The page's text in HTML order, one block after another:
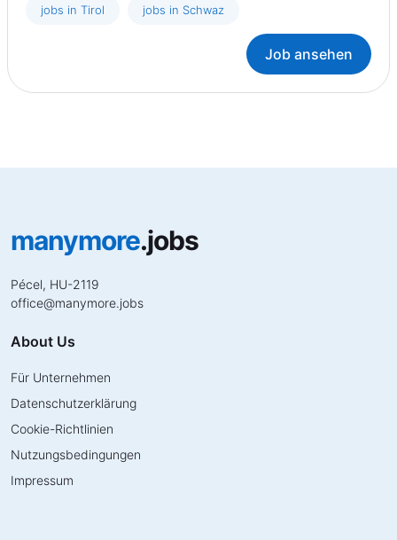
jobs in Tirol jobs in Schwaz
Job ansehen
manymore.jobs
Pécel, HU-2119
office@manymore.jobs
About Us
Für Unternehmen
Datenschutzerklärung
Cookie-Richtlinien
Nutzungsbedingungen
Impressum